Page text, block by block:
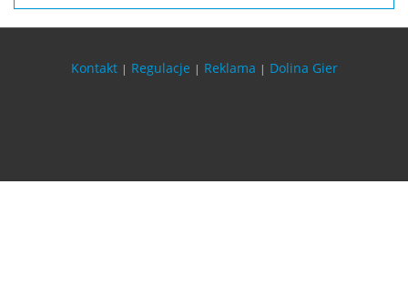
Kontakt | Regulacje | Reklama | Dolina Gier